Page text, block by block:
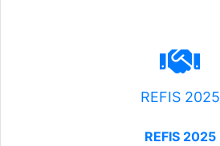
REFIS 2025
REFIS 2025